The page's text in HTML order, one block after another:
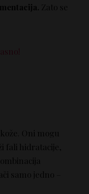
Zato se
Oni mogu
fali hidratacije,
samo jedno –